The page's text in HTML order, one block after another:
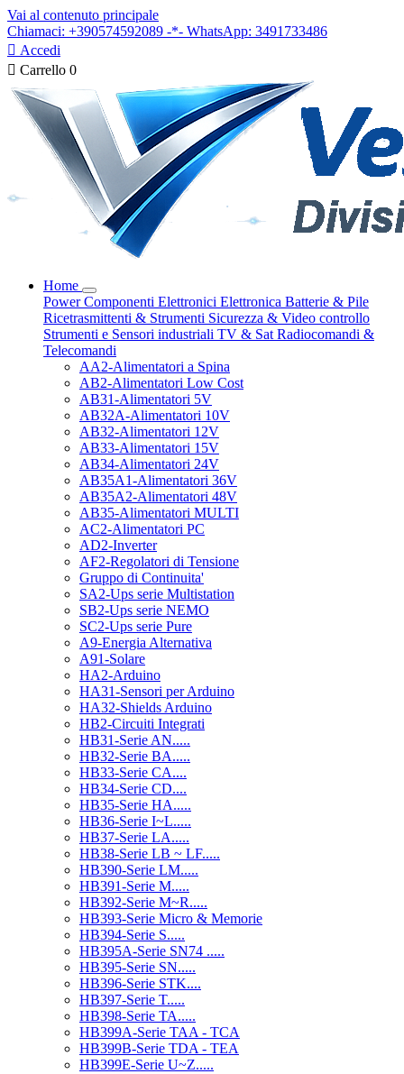
Vai al contenuto principale
Chiamaci: +390574592089 -*- WhatsApp: 3491733486
 Accedi
 Carrello 0
Home
PowerComponenti Elettronici Elettronica Batterie & Pile
Ricetrasmittenti & Strumenti Sicurezza & Video controllo
Strumenti e Sensori industriali TV & Sat Radiocomandi &
Telecomandi
AA2-Alimentatori a Spina
AB2-Alimentatori Low Cost
AB31-Alimentatori 5V
AB32A-Alimentatori 10V
AB32-Alimentatori 12V
AB33-Alimentatori 15V
AB34-Alimentatori 24V
AB35A1-Alimentatori 36V
AB35A2-Alimentatori 48V
AB35-Alimentatori MULTI
AC2-Alimentatori PC
AD2-Inverter
AF2-Regolatori di Tensione
Gruppo di Continuita'
SA2-Ups serie Multistation
SB2-Ups serie NEMO
SC2-Ups serie Pure
A9-Energia Alternativa
A91-Solare
HA2-Arduino
HA31-Sensori per Arduino
HA32-Shields Arduino
HB2-Circuiti Integrati
HB31-Serie AN.....
HB32-Serie BA.....
HB33-Serie CA....
HB34-Serie CD....
HB35-Serie HA.....
HB36-Serie I~L.....
HB37-Serie LA.....
HB38-Serie LB ~ LF.....
HB390-Serie LM.....
HB391-Serie M.....
HB392-Serie M~R.....
HB393-Serie Micro & Memorie
HB394-Serie S.....
HB395A-Serie SN74 .....
HB395-Serie SN.....
HB396-Serie STK....
HB397-Serie T.....
HB398-Serie TA.....
HB399A-Serie TAA - TCA
HB399B-Serie TDA - TEA
HB399E-Serie U~Z.....